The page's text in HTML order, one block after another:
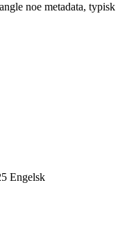
noe metadata, typisk
Engelsk